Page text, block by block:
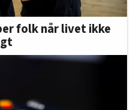
folk når livet ikke